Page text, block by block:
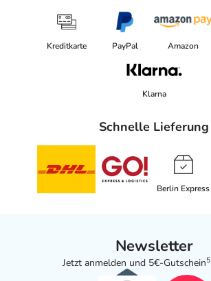
Kreditkarte PayPal Amazon
Klarna
Schnelle Lieferung
Berlin Express
Newsletter
Jetzt anmelden und 5€-Gutschein5